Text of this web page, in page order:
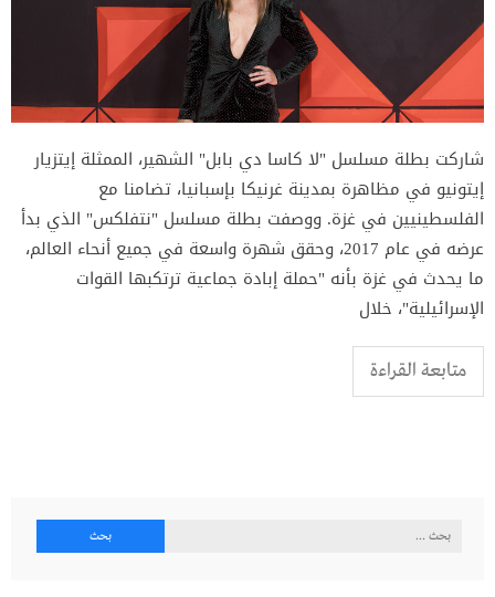
شاركت بطلة مسلسل "لا كاسا دي بابل" الشهير، الممثلة إيتزيار
إيتونيو في مظاهرة بمدينة غرنيكا بإسبانيا، تضامنا مع
الفلسطينيين في غزة. ووصفت بطلة مسلسل "نتفلكس" الذي بدأ
عرضه في عام 2017، وحقق شهرة واسعة في جميع أنحاء العالم،
ما يحدث في غزة بأنه "حملة إبادة جماعية ترتكبها القوات
الإسرائيلية"، خلال
متابعة القراءة
البحث